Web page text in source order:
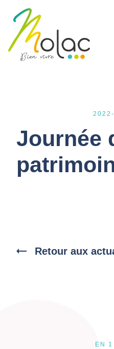
Journée
Retour aux
EN